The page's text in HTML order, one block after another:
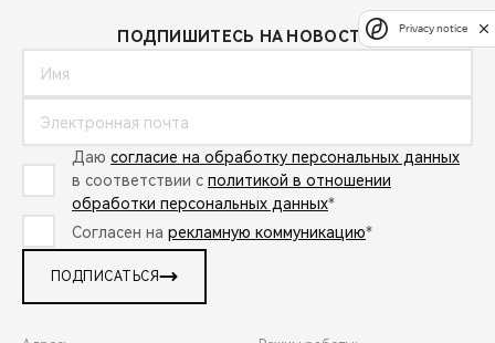
ПОДПИШИТЕСЬ НА НОВОСТИ:
Даю согласие на обработку персональных данных
в соответствии с политикой в отношении
обработки персональных данных*
Согласен на рекламную коммуникацию*
ПОДПИСАТЬСЯ
Privacy notice